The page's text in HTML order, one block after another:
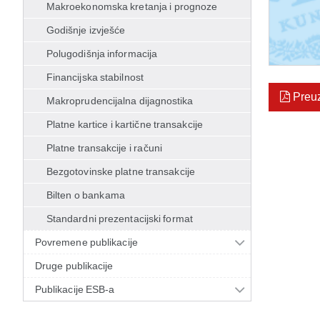
Makroekonomska kretanja i prognoze
Godišnje izvješće
Polugodišnja informacija
Financijska stabilnost
Makroprudencijalna dijagnostika
Platne kartice i kartične transakcije
Platne transakcije i računi
Bezgotovinske platne transakcije
Bilten o bankama
Standardni prezentacijski format
Povremene publikacije
Druge publikacije
Publikacije ESB-a